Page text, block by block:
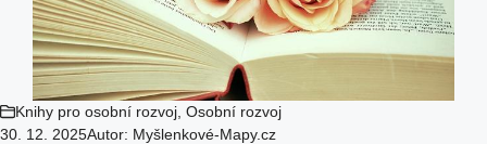
Knihy pro osobní rozvoj Osobní rozvoj
30. 12. 2025Autor: Myšlenkové-Mapy.cz